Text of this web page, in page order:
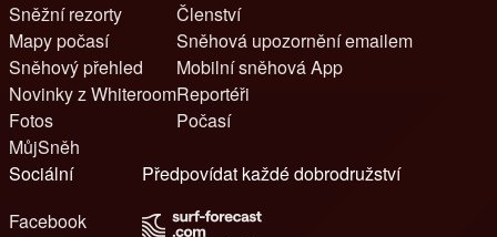
Sněžní rezorty
Mapy počasí
Sněhový přehled
Novinky z Whiteroom
Fotos
MůjSněh
Členství
Sněhová upozornění emailem
Mobilní sněhová App
Reportéři
Počasí
Sociální
Facebook
Předpovídat každé dobrodružství